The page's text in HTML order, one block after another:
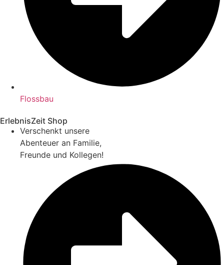
Flossbau
ErlebnisZeit Shop
Verschenkt unsere
Abenteuer an Familie,
Freunde und Kollegen!